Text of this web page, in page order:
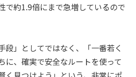
で約1.9倍にまで急増しているので
段」としてではなく、「一番若く
に、確実で安全なルートを使って